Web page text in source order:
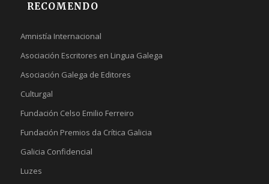
RECOMENDO
Amnistía Internacional
Asociación Escritores en Lingua Galega
Asociación Galega de Editores
Culturgal
Fundación Celso Emilio Ferreiro
Fundación Premios da Crítica Galicia
Galicia Confidencial
Luzes